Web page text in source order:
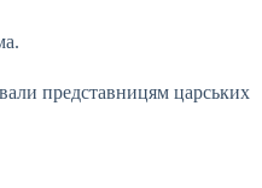
представницям царських